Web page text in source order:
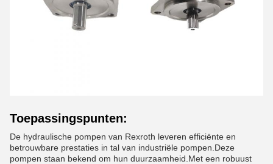
Toepassingspunten:
De hydraulische pompen van Rexroth leveren efficiënte en
betrouwbare prestaties in tal van industriële pompen.Deze
pompen staan bekend om hun duurzaamheid.Met een robuust